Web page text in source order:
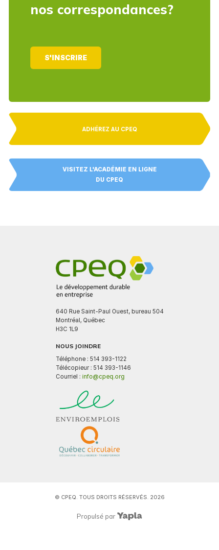
nos correspondances?
S'INSCRIRE
ADHÉREZ AU CPEQ
VISITEZ L'ACADÉMIE EN LIGNE
DU CPEQ
640 Rue Saint-Paul Ouest, bureau 504
Montréal, Québec
H3C 1L9
NOUS JOINDRE
Téléphone : 514 393-1122
Télécopieur : 514 393-1146
Courriel : info@cpeq.org
© CPEQ. TOUS DROITS RÉSERVÉS. 2026
Propulsé par